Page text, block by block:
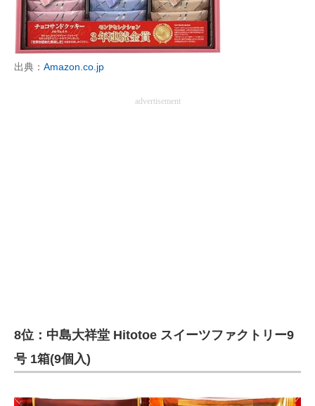
出典： Amazon.co.jp
advertisement
8位：中島大祥堂 Hitotoe スイーツファクトリー9
号 1箱(9個入)